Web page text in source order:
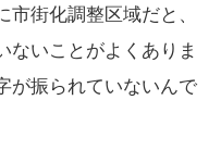
街化調整区域だと、
ないことがよくありま
が振られていないんで